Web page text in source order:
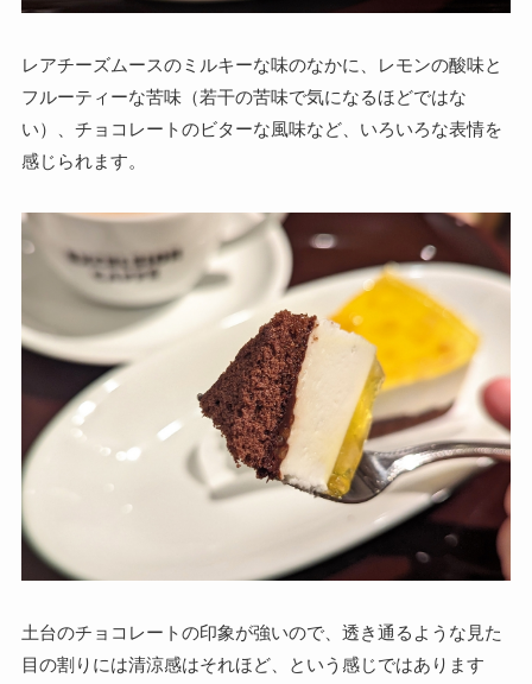
レアチーズムースのミルキーな味のなかに、レモンの酸味と
フルーティーな苦味（若干の苦味で気になるほどではな
い）、チョコレートのビターな風味など、いろいろな表情を
感じられます。
土台のチョコレートの印象が強いので、透き通るような見た
目の割りには清涼感はそれほど、という感じではあります